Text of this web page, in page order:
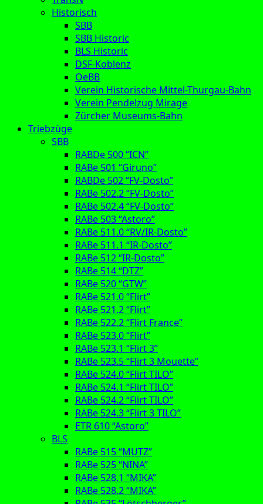
Historisch
SBB
SBB Historic
BLS Historic
DSF-Koblenz
OeBB
Verein Historische Mittel-Thurgau-Bahn
Verein Pendelzug Mirage
Zürcher Museums-Bahn
Triebzüge
SBB
RABDe 500 “ICN”
RABe 501 “Giruno”
RABDe 502 “FV-Dosto”
RABe 502.2 “FV-Dosto”
RABe 502.4 “FV-Dosto”
RABe 503 “Astoro”
RABe 511.0 “RV/IR-Dosto”
RABe 511.1 “IR-Dosto”
RABe 512 “IR-Dosto”
RABe 514 “DTZ”
RABe 520 “GTW”
RABe 521.0 “Flirt”
RABe 521.2 “Flirt”
RABe 522.2 “Flirt France”
RABe 523.0 “Flirt”
RABe 523.1 “Flirt 3”
RABe 523.5 “Flirt 3 Mouette”
RABe 524.0 “Flirt TILO”
RABe 524.1 “Flirt TILO”
RABe 524.2 “Flirt TILO”
RABe 524.3 “Flirt 3 TILO”
ETR 610 “Astoro”
BLS
RABe 515 “MUTZ”
RABe 525 “NINA”
RABe 528.1 “MIKA”
RABe 528.2 “MIKA”